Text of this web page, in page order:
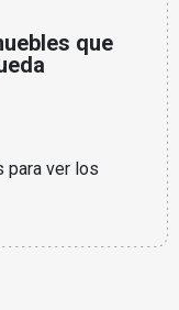
que
para ver los